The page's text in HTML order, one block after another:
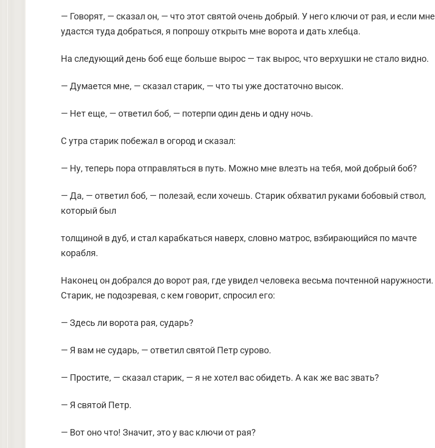
— Говорят, — сказал он, — что этот святой очень добрый. У него ключи от рая, и если мне
удастся туда добраться, я попрошу открыть мне ворота и дать хлебца.
На следующий день боб еще больше вырос — так вырос, что верхушки не стало видно.
— Думается мне, — сказал старик, — что ты уже достаточно высок.
— Нет еще, — ответил боб, — потерпи один день и одну ночь.
С утра старик побежал в огород и сказал:
— Ну, теперь пора отправляться в путь. Можно мне влезть на тебя, мой добрый боб?
— Да, — ответил боб, — полезай, если хочешь. Старик обхватил руками бобовый ствол,
который был
толщиной в дуб, и стал карабкаться наверх, словно матрос, взбирающийся по мачте
корабля.
Наконец он добрался до ворот рая, где увидел человека весьма почтенной наружности.
Старик, не подозревая, с кем говорит, спросил его:
— Здесь ли ворота рая, сударь?
— Я вам не сударь, — ответил святой Петр сурово.
— Простите, — сказал старик, — я не хотел вас обидеть. А как же вас звать?
— Я святой Петр.
— Вот оно что! Значит, это у вас ключи от рая?